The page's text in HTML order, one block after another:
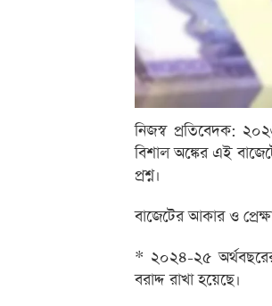
নিজস্ব প্রতিবেদক:
বিশাল অঙ্কের এই
প্রশ্ন।
বাজেটের আকার ও
* ২০২৪-২৫
বরাদ্দ রাখা হয়েছে।